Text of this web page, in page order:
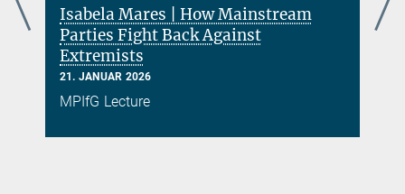
Isabela Mares | How Mainstream
Parties Fight Back Against
Extremists
21. JANUAR 2026
MPIfG Lecture